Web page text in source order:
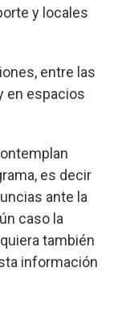
y locales
entre las
en espacios
es decir
ante la
caso la
también
información